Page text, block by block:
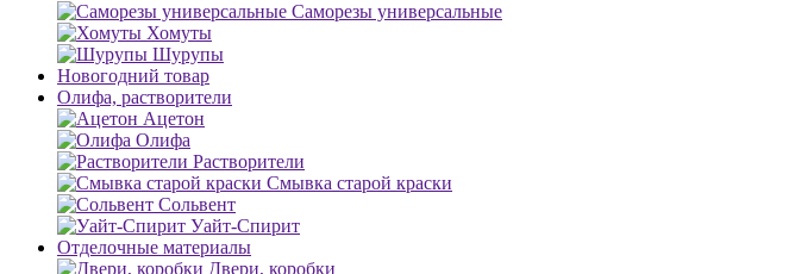
Саморезы универсальные
Хомуты
Шурупы
Новогодний товар
Олифа, растворители
Ацетон
Олифа
Растворители
Смывка старой краски
Сольвент
Уайт-Спирит
Отделочные материалы
Двери, коробки